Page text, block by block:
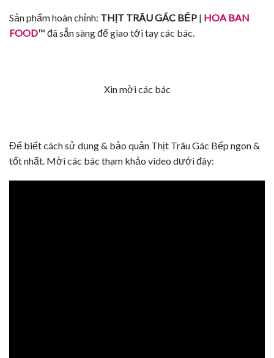
Sản phẩm hoàn chỉnh: THỊT TRÂU GÁC BẾP | HOA BAN
FOOD™ đã sẵn sàng để giao tới tay các bác.
Xin mời các bác
Để biết cách sử dụng & bảo quản Thịt Trâu Gác Bếp ngon &
tốt nhất. Mời các bác tham khảo video dưới đây: